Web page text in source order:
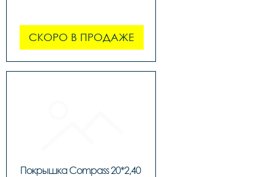
СКОРО В ПРОДАЖЕ
Покрышка Compass 20*2,40